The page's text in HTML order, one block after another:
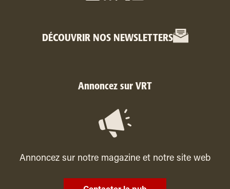
DÉCOUVRIR NOS NEWSLETTERS
Annoncez sur VRT
Annoncez sur notre magazine et notre site web